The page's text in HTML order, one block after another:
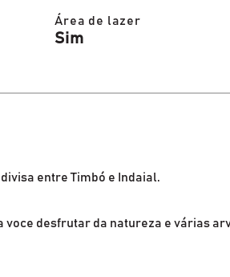
Área de lazer
Sim
entre Timbó e Indaial.
voce desfrutar da natureza e várias